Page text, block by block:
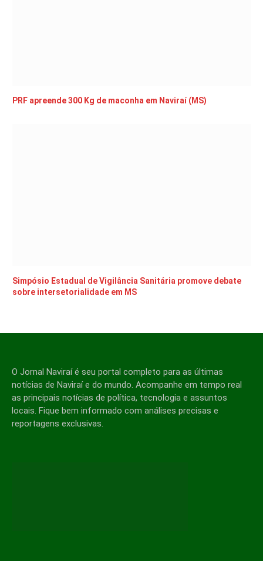
PRF apreende 300 Kg de maconha em Naviraí (MS)
Simpósio Estadual de Vigilância Sanitária promove debate
sobre intersetorialidade em MS
O Jornal Naviraí é seu portal completo para as últimas
notícias de Naviraí e do mundo. Acompanhe em tempo real
as principais notícias de política, tecnologia e assuntos
locais. Fique bem informado com análises precisas e
reportagens exclusivas.